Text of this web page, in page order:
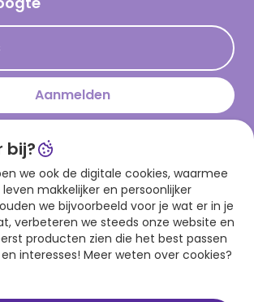
Aanmelden
app
bij?
we ook de digitale cookies, waarmee
makkelijker en persoonlijker
we bijvoorbeeld voor je wat er in je
verbeteren we steeds onze website en
producten zien die het best passen
interesses! Meer weten over cookies?